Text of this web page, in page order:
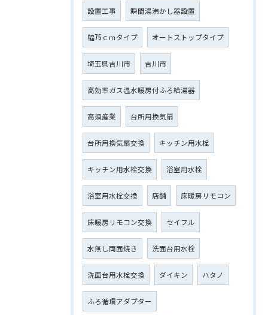
設置工事 瞬間湯沸かし器設置
幅75ｃｍタイプ オートストップタイプ
埼玉県吉川市 吉川市
高効率ガス温水暖房付ふろ給湯器
高須産業 台所用換気扇
台所用換気扇交換 キッチン用水栓
キッチン用水栓交換 浴室用水栓
浴室用水栓交換 店舗 床暖房リモコン
床暖房リモコン交換 セイフル
水無し両面焼き 洗面台用水栓
洗面台用水栓交換 ダイキン ハタノ
ふろ循環アダプター